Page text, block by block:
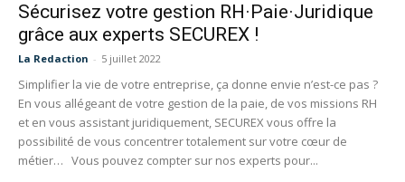
Sécurisez votre gestion RH·Paie·Juridique
grâce aux experts SECUREX !
La Redaction - 5 juillet 2022
Simplifier la vie de votre entreprise, ça donne envie n’est-ce pas ?
En vous allégeant de votre gestion de la paie, de vos missions RH
et en vous assistant juridiquement, SECUREX vous offre la
possibilité de vous concentrer totalement sur votre cœur de
métier… Vous pouvez compter sur nos experts pour...